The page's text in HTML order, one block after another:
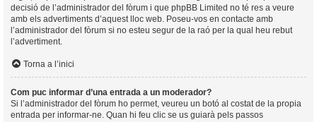
decisió de l’administrador del fòrum i que phpBB Limited no té res a veure
amb els advertiments d’aquest lloc web. Poseu-vos en contacte amb
l’administrador del fòrum si no esteu segur de la raó per la qual heu rebut
l’advertiment.
Torna a l’inici
Com puc informar d’una entrada a un moderador?
Si l’administrador del fòrum ho permet, veureu un botó al costat de la propia
entrada per informar-ne. Quan hi feu clic se us guiarà pels passos